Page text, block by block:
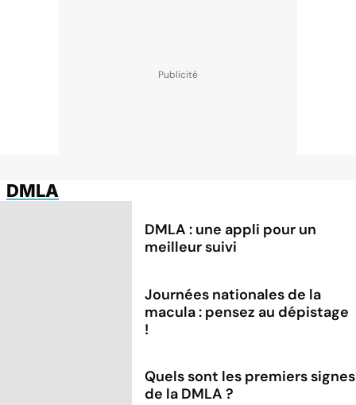
DMLA
DMLA : une appli pour un
meilleur suivi
Journées nationales de la
macula : pensez au dépistage
!
Quels sont les premiers signes
de la DMLA ?